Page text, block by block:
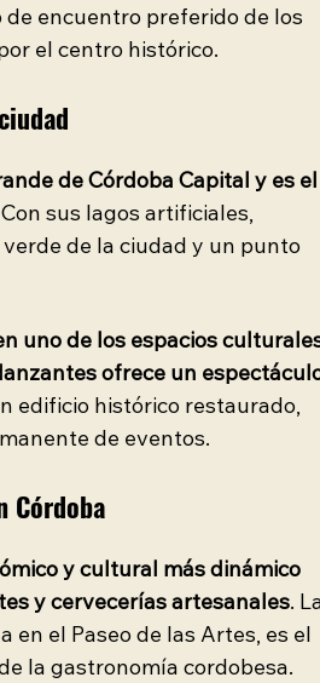
de encuentro preferido de los
el centro histórico.
de Córdoba Capital y es el
Con sus lagos artificiales,
de la ciudad y un punto
uno de los espacios
ofrece un
edificio histórico restaurado,
de eventos.
Córdoba
y cultural más dinámico
y cervecerías artesanales.
en el Paseo de las Artes, es el
la gastronomía cordobesa.